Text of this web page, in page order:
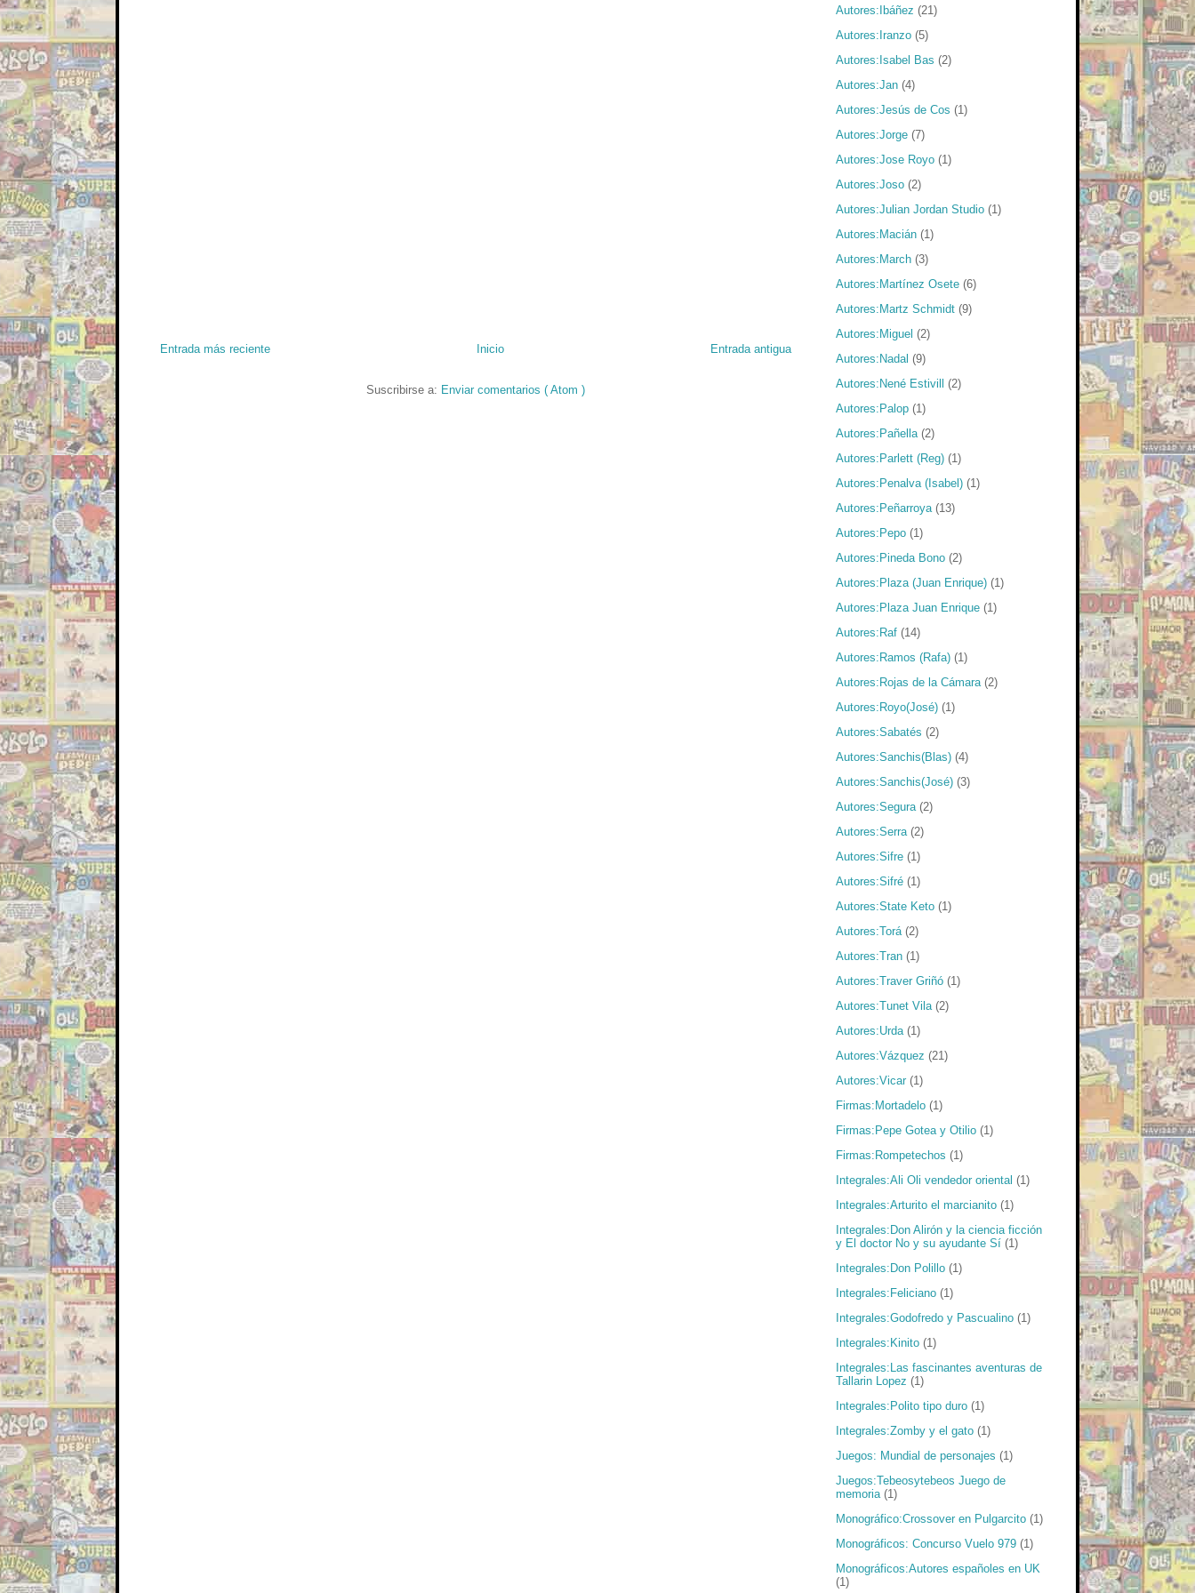
Entrada más reciente Entrada antigua
Inicio
Suscribirse a: Enviar comentarios ( Atom )
Autores:Ibáñez (21)
Autores:Iranzo (5)
Autores:Isabel Bas (2)
Autores:Jan (4)
Autores:Jesús de Cos (1)
Autores:Jorge (7)
Autores:Jose Royo (1)
Autores:Joso (2)
Autores:Julian Jordan Studio (1)
Autores:Macián (1)
Autores:March (3)
Autores:Martínez Osete (6)
Autores:Martz Schmidt (9)
Autores:Miguel (2)
Autores:Nadal (9)
Autores:Nené Estivill
(2)
Autores:Palop (1)
Autores:Pañella (2)
Autores:Parlett (Reg) (1)
Autores:Penalva (Isabel) (1)
Autores:Peñarroya (13)
Autores:Pepo (1)
Autores:Pineda Bono (2)
Autores:Plaza (Juan Enrique) (1)
Autores:Plaza Juan Enrique (1)
Autores:Raf (14)
Autores:Ramos (Rafa) (1)
Autores:Rojas de la Cámara (2)
Autores:Royo(José) (1)
Autores:Sabatés (2)
Autores:Sanchis(Blas) (4)
Autores:Sanchis(José) (3)
Autores:Segura (2)
Autores:Serra (2)
Autores:Sifre (1)
Autores:Sifré (1)
Autores:State Keto (1)
Autores:Torá (2)
Autores:Tran (1)
Autores:Traver Griñó (1)
Autores:Tunet Vila (2)
Autores:Urda (1)
Autores:Vázquez (21)
Autores:Vicar (1)
Firmas:Mortadelo (1)
Firmas:Pepe Gotea y Otilio (1)
Firmas:Rompetechos (1)
Integrales:Ali Oli vendedor oriental (1)
Integrales:Arturito el marcianito (1)
Integrales:Don Alirón y la ciencia ficción
y El doctor No y su ayudante Sí (1)
Integrales:Don Polillo (1)
Integrales:Feliciano (1)
Integrales:Godofredo y Pascualino (1)
Integrales:Kinito (1)
Integrales:Las fascinantes aventuras de
Tallarin Lopez (1)
Integrales:Polito tipo duro (1)
Integrales:Zomby y el gato (1)
Juegos: Mundial de personajes (1)
Juegos:Tebeosytebeos Juego de
memoria (1)
Monográfico:Crossover en Pulgarcito (1)
Monográficos: Concurso Vuelo 979 (1)
Monográficos:Autores españoles en UK
(1)